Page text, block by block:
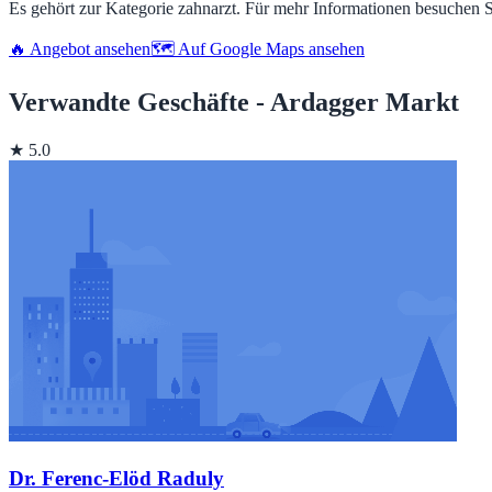
Es gehört zur Kategorie zahnarzt. Für mehr Informationen besuchen
🔥 Angebot ansehen🗺️ Auf Google Maps ansehen
Verwandte Geschäfte - Ardagger Markt
★ 5.0
Dr. Ferenc-Elöd Raduly